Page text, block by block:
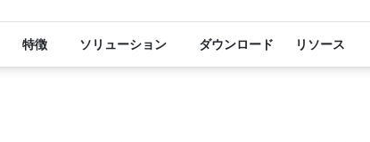
特徴 ソリューション ダウンロード リソース